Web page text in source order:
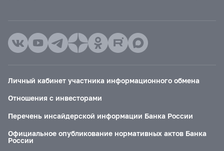
Личный кабинет участника информационного обмена
Отношения с инвесторами
Перечень инсайдерской информации Банка России
Официальное опубликование нормативных актов Банка
России